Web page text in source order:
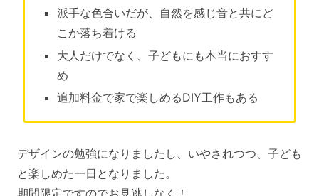
派手な色合いだが、自然を感じ音と共にど
こか落ち着ける
大人だけでなく、子どもにも本当におすす
め
追加料金で家で楽しめるDIY工作もある
デザインの勉強になりましたし、いやされつつ、子ども
と楽しめた一日となりました。
期間限定ですのでお見逃しなく！